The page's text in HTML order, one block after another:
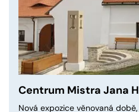
Centrum Mistra Jana
Nová expozice věnovaná